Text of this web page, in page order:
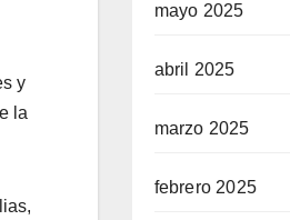
y
la
mayo 2025
abril 2025
marzo 2025
febrero 2025